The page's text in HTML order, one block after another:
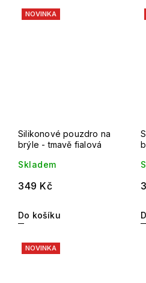
NOVINKA
Silikonové pouzdro na
brýle - tmavě fialová
Skladem
349 Kč
Do košíku
NOVINKA